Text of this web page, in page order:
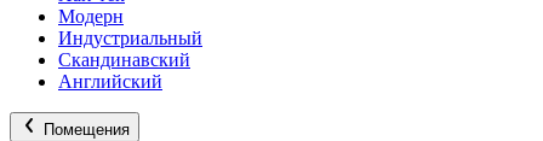
Модерн
Индустриальный
Скандинавский
Английский
Помещения